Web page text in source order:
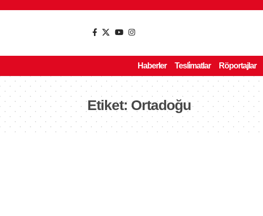
Haberler Tesli̇matlar Röportajlar
Etiket: Ortadoğu